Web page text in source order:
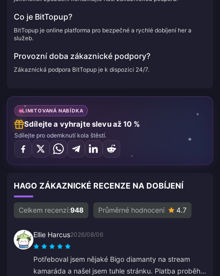
Co je BitTopup?
BitTopup je online platforma pro bezpečné a rychlé dobíjení her a
služeb.
Provozní doba zákaznické podpory?
Zákaznická podpora BitTopup je k dispozici 24/7.
LIMITOVANÁ NABÍDKA
Sdílejte a vyhrajte slevu až 10 %
Sdílejte pro odemknutí kola štěstí.
HAGO ZÁKAZNICKÉ RECENZE NA DOBÍJENÍ
Celkem recenzí:948 Průměrné hodnocení 4.7
Ellie Harcus2026/08/06
Potřeboval jsem nějaké Bigo diamanty na stream
kamaráda a našel jsem tuhle stránku. Platba proběhla